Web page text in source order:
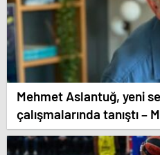
Mehmet Aslantuğ, yeni
çalışmalarında tanıştı –